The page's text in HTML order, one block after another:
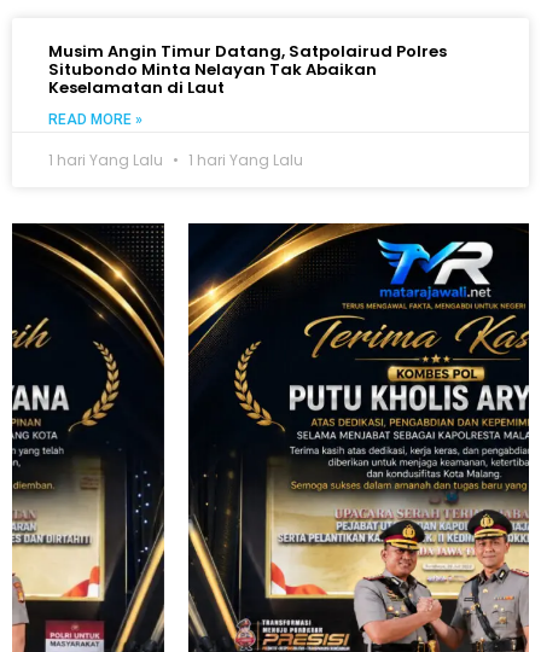
Musim Angin Timur Datang, Satpolairud Polres
Situbondo Minta Nelayan Tak Abaikan
Keselamatan di Laut
READ MORE »
1 hari Yang Lalu 1 hari Yang Lalu